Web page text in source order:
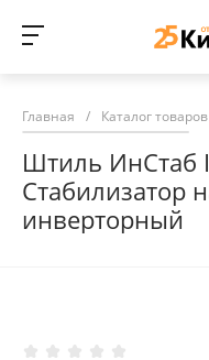
Главная / Каталог товаров
Штиль ИнСтаб
Стабилизатор
инверторный